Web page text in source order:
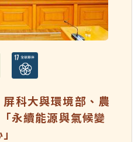
科大與環境部、農
永續能源與氣候變